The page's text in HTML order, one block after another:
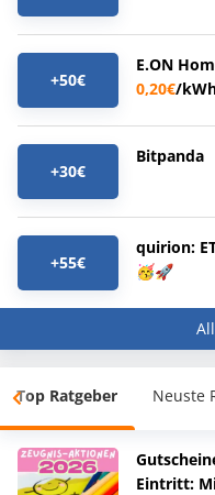
+50€
E.ON
0,20€/
+30€
Bitpanda
+55€
quirion:
🥳🚀
Top Ratgeber Neuste
Eintritt: